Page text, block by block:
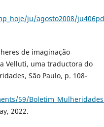
ju/agosto2008/
de imaginação
Velluti, uma traductora do
São Paulo, p. 108-
59/
2022.